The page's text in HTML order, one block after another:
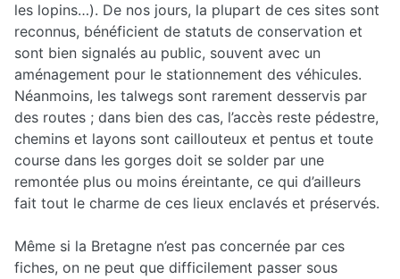
les lopins…). De nos jours, la plupart de ces sites sont
reconnus, bénéficient de statuts de conservation et
sont bien signalés au public, souvent avec un
aménagement pour le stationnement des véhicules.
Néanmoins, les talwegs sont rarement desservis par
des routes ; dans bien des cas, l’accès reste pédestre,
chemins et layons sont caillouteux et pentus et toute
course dans les gorges doit se solder par une
remontée plus ou moins éreintante, ce qui d’ailleurs
fait tout le charme de ces lieux enclavés et préservés.
Même si la Bretagne n’est pas concernée par ces
fiches, on ne peut que difficilement passer sous